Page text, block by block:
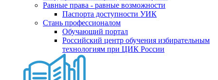
Равные права - равные возможности
Паспорта доступности УИК
Стань профессионалом
Обучающий портал
Российский центр обучения избирательным
технологиям при ЦИК России